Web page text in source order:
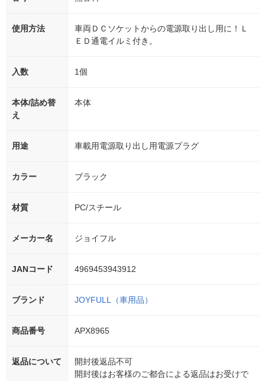
使用方法
車両ＤＣソケットからの電源取り出し用に！Ｌ
ＥＤ通電イルミ付き。
入数 1個
本体/詰め替
え
本体
用途 車載用電源取り出し用電源プラグ
カラー ブラック
材質 PC/スチール
メーカー名 ジョイフル
JANコード 4969453943912
ブランド JOYFULL（車用品）
商品番号 APX8965
返品について
開封後返品不可
開封後はお客様のご都合による返品はお受けで